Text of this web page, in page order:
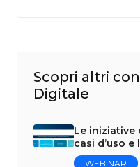
Scopri altri
Digitale
Le iniziative
casi d’uso e
WEBINAR